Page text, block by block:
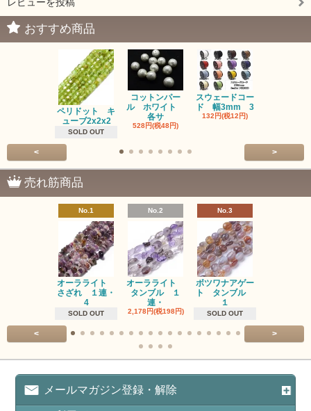
おすすめ商品
ペリドット キ
ューブ2x2x2
SOLD OUT
コットンパー
ル ホワイト
各サ
528円(税48円)
スウェードコー
ド 幅3mm 3
132円(税12円)
< >
売れ筋商品
No.1
オーラライト
さざれ １連・
4
SOLD OUT
No.2
オーラライト
タンブル １
連・
2,178円(税198円)
No.3
ボツワナアゲー
ト タンブル
１
SOLD OUT
< >
メールマガジン登録・解除